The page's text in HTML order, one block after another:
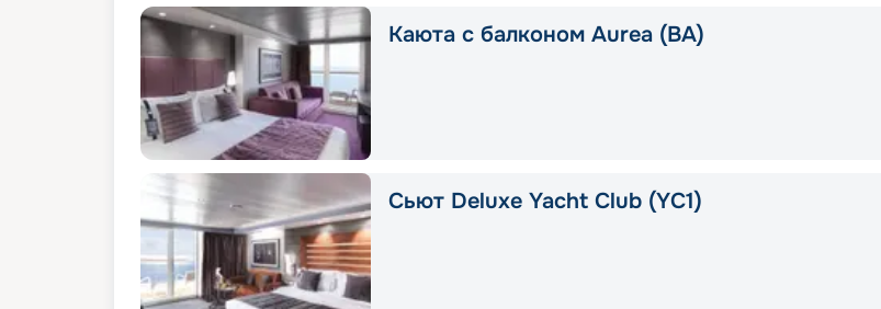
Каюта с балконом Aurea (BA)
Сьют Deluxe Yacht Club (YC1)